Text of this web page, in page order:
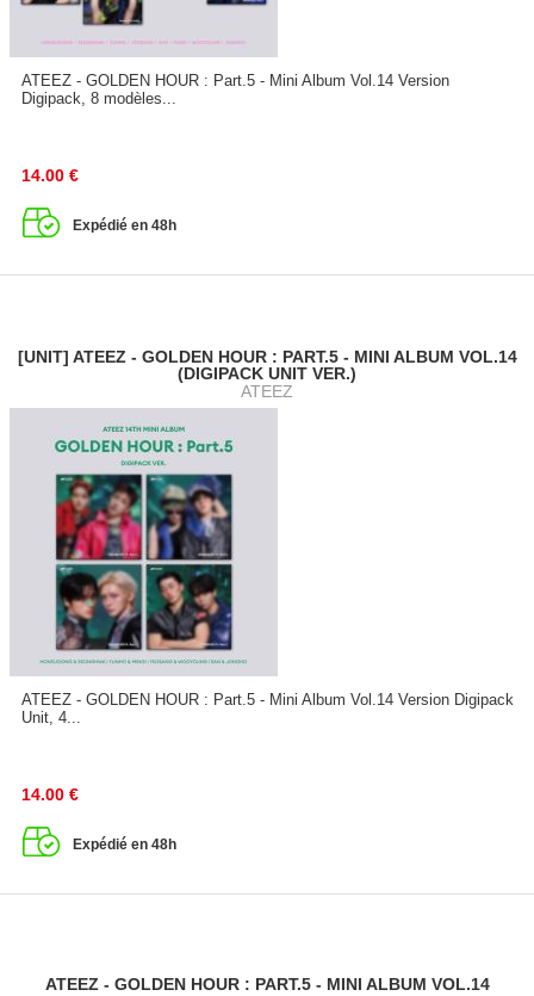
ATEEZ - GOLDEN HOUR : Part.5 - Mini Album Vol.14 Version
Digipack, 8 modèles...
14.00 €
Expédié en 48h
[UNIT] ATEEZ - GOLDEN HOUR : PART.5 - MINI ALBUM VOL.14
(DIGIPACK UNIT VER.)
ATEEZ
ATEEZ - GOLDEN HOUR : Part.5 - Mini Album Vol.14 Version Digipack
Unit, 4...
14.00 €
Expédié en 48h
ATEEZ - GOLDEN HOUR : PART.5 - MINI ALBUM VOL.14